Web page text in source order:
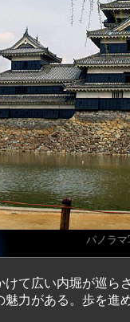
パノラマ
けて広い内堀が巡ら
魅力がある。歩を進